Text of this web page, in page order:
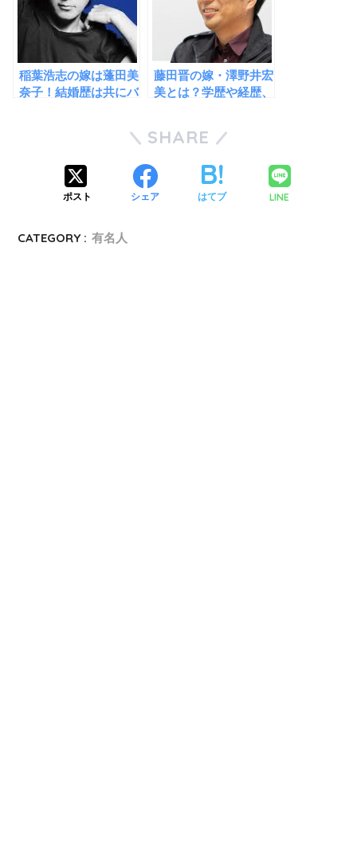
稲葉浩志の嫁は蓬田美
奈子！結婚歴は共にバ
藤田晋の嫁・澤野井宏
美とは？学歴や経歴、
SHARE
ポスト シェア はてブ LINE
CATEGORY : 有名人